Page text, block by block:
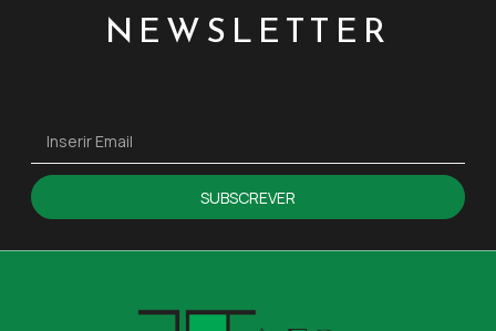
NEWSLETTER
SUBSCREVER